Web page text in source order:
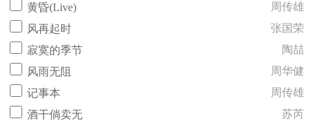
黄昏(Live)
周传雄
风再起时
张国荣
寂寞的季节
陶喆
风雨无阻
周华健
记事本
周传雄
酒干倘卖无
苏芮